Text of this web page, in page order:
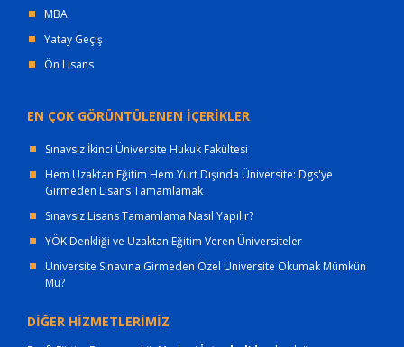
MBA
Yatay Geçiş
Ön Lisans
EN ÇOK GÖRÜNTÜLENEN İÇERİKLER
Sınavsız İkinci Üniversite Hukuk Fakültesi
Hem Uzaktan Eğitim Hem Yurt Dışında Üniversite: Dgs'ye
Girmeden Lisans Tamamlamak
Sınavsız Lisans Tamamlama Nasıl Yapılır?
YÖK Denkliği ve Uzaktan Eğitim Veren Üniversiteler
Üniversite Sınavına Girmeden Özel Üniversite Okumak Mümkün
Mü?
DİĞER HİZMETLERİMİZ